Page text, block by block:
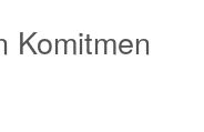
Komitmen